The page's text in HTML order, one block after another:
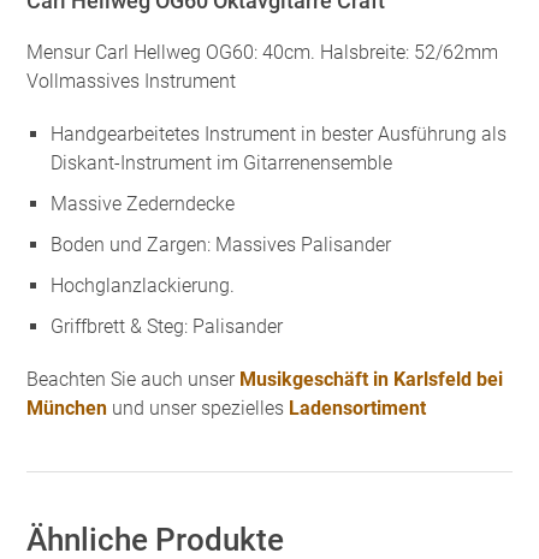
Mensur Carl Hellweg OG60: 40cm. Halsbreite: 52/62mm
Vollmassives Instrument
Handgearbeitetes Instrument in bester Ausführung als
Diskant-Instrument im Gitarrenensemble
Massive Zederndecke
Boden und Zargen: Massives Palisander
Hochglanzlackierung.
Griffbrett & Steg: Palisander
Beachten Sie auch unser Musikgeschäft in Karlsfeld bei
München und unser spezielles Ladensortiment
Ähnliche Produkte